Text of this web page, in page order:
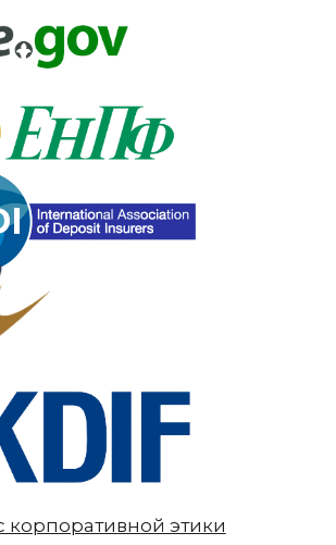
корпоративной этики